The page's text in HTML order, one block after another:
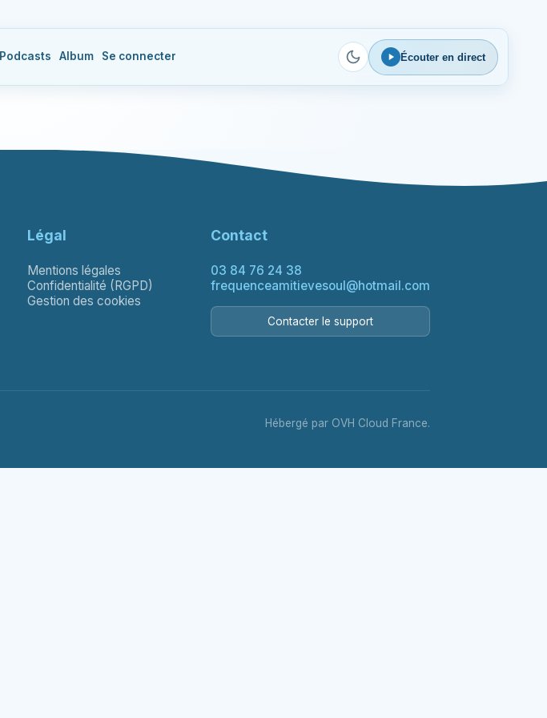
Podcasts Album Se connecter Écouter en direct
Légal
Mentions légales
Confidentialité (RGPD)
Gestion des cookies
Contact
03 84 76 24 38
frequenceamitievesoul@hotmail.com
Contacter le support
Hébergé par OVH Cloud France.